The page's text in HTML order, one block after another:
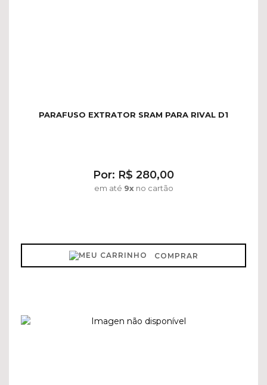
PARAFUSO EXTRATOR SRAM PARA RIVAL D1
Por: R$ 280,00
em até 9xno cartão
COMPRAR